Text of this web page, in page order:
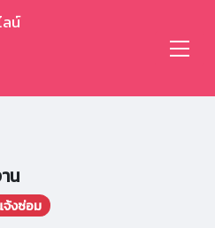
น์
น
จ้งซ่อม